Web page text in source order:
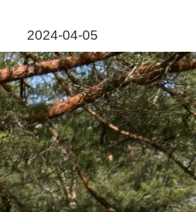
2024-04-05